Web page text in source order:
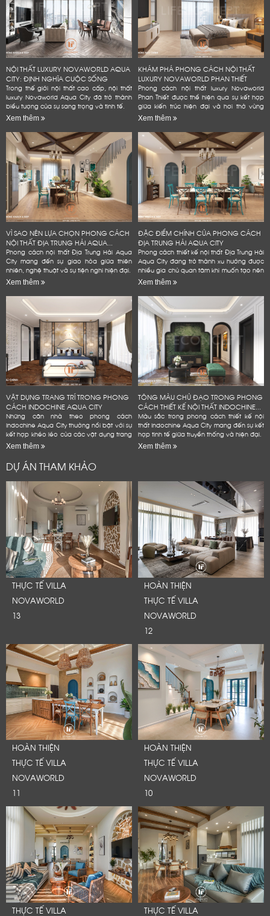
NỘI THẤT LUXURY NOVAWORLD AQUA
CITY: ĐỊNH NGHĨA CUỘC SỐNG
ĐẲNG...
Trong thế giới nội thất cao cấp, nội thất
luxury Novaworld Aqua City đã trở thành
biểu tượng của sự sang trọng và tinh tế.
Xem thêm
KHÁM PHÁ PHONG CÁCH NỘI THẤT
LUXURY NOVAWORLD PHAN THIẾT
Phong cách nội thất luxury Novaworld
Phan Thiết được thể hiện qua sự kết hợp
giữa kiến trúc hiện đại và hơi thở vùng
biển.
Xem thêm
VÌ SAO NÊN LỰA CHỌN PHONG CÁCH
NỘI THẤT ĐỊA TRUNG HẢI AQUA...
Phong cách nội thất Địa Trung Hải Aqua
City mang đến sự giao hòa giữa thiên
nhiên, nghệ thuật và sự tiện nghi hiện đại.
Xem thêm
ĐẶC ĐIỂM CHÍNH CỦA PHONG CÁCH
ĐỊA TRUNG HẢI AQUA CITY
Phong cách thiết kế nội thất Địa Trung Hải
Aqua City đang trở thành xu hướng được
nhiều gia chủ quan tâm khi muốn tạo nên
không gian sống đẳng cấp
Xem thêm
VẬT DỤNG TRANG TRÍ TRONG PHONG
CÁCH INDOCHINE AQUA CITY
Những căn nhà theo phong cách
Indochine Aqua City thường nổi bật với sự
kết hợp khéo léo của các vật dụng trang
trí mang đậm dấu ấn văn hóa Đông
Xem thêm
TÔNG MÀU CHỦ ĐẠO TRONG PHONG
CÁCH THIẾT KẾ NỘI THẤT INDOCHINE...
Màu sắc trong phong cách thiết kế nội
thất Indochine Aqua City mang đến sự kết
hợp tinh tế giữa truyền thống và hiện đại.
Xem thêm
DỰ ÁN THAM KHẢO
THỰC TẾ VILLA
NOVAWORLD
13
HOÀN THIỆN
THỰC TẾ VILLA
NOVAWORLD
12
HOÀN THIỆN
THỰC TẾ VILLA
NOVAWORLD
11
HOÀN THIỆN
THỰC TẾ VILLA
NOVAWORLD
10
THỰC TẾ VILLA
THỰC TẾ VILLA